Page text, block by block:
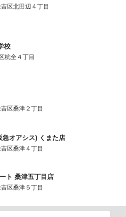
区北田辺４丁目
校
杭全４丁目
区桑津２丁目
急オアシス) くまた店
区桑津４丁目
ト 桑津五丁目店
区桑津５丁目